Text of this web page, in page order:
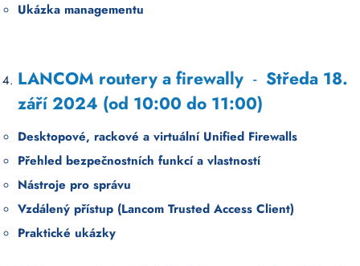
Ukázka managementu
LANCOM routery a firewally-Středa 18.
září 2024 (od 10:00 do 11:00)
Desktopové, rackové a virtuální Unified Firewalls
Přehled bezpečnostních funkcí a vlastností
Nástroje pro správu
Vzdálený přístup (Lancom Trusted Access Client)
Praktické ukázky